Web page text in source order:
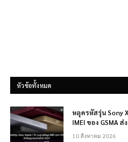
หัวข้อทั้งหมด
หลุดรหัสรุ่น Sony
IMEI ของ GSMA
10 สิงหาคม 2026